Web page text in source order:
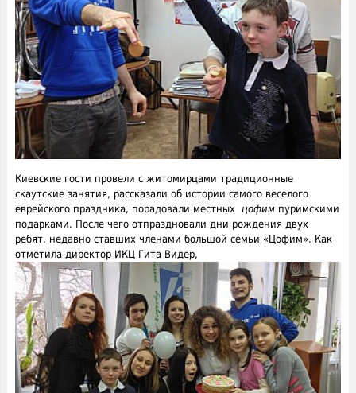
Киевские гости провели с житомирцами традиционные
скаутские занятия, рассказали об истории самого веселого
еврейского праздника, порадовали местных цофимпуримскими
подарками. После чего отпраздновали дни рождения двух
ребят, недавно ставших членами большой семьи «Цофим». Как
отметила директор ИКЦ Гита Видер,